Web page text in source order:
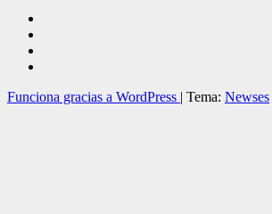
Funciona gracias a WordPress | Tema: Newses